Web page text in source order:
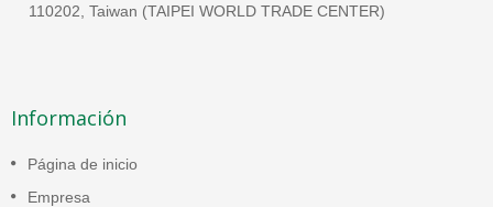
110202, Taiwan (TAIPEI WORLD TRADE CENTER)
Información
Página de inicio
Empresa